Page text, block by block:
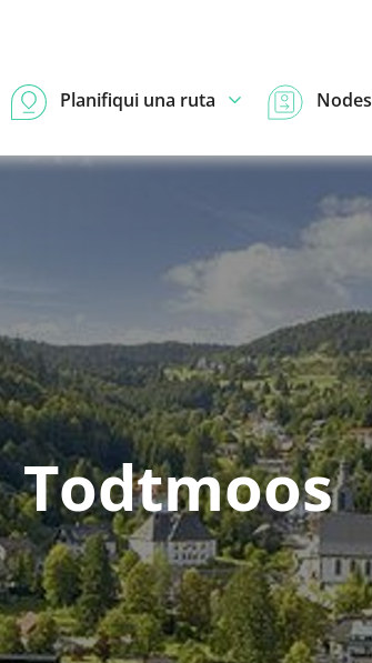
Planifiqui una ruta Nodes
Todtmoos